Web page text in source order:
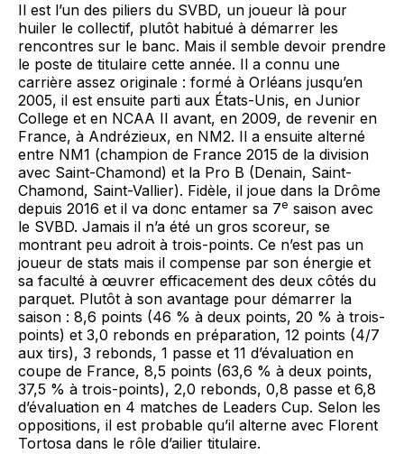
Il est l’un des piliers du SVBD, un joueur là pour
huiler le collectif, plutôt habitué à démarrer les
rencontres sur le banc. Mais il semble devoir prendre
le poste de titulaire cette année. Il a connu une
carrière assez originale : formé à Orléans jusqu’en
2005, il est ensuite parti aux États-Unis, en Junior
College et en NCAA II avant, en 2009, de revenir en
France, à Andrézieux, en NM2. Il a ensuite alterné
entre NM1 (champion de France 2015 de la division
avec Saint-Chamond) et la Pro B (Denain, Saint-
Chamond, Saint-Vallier). Fidèle, il joue dans la Drôme
depuis 2016 et il va donc entamer sa 7e saison avec
le SVBD. Jamais il n’a été un gros scoreur, se
montrant peu adroit à trois-points. Ce n’est pas un
joueur de stats mais il compense par son énergie et
sa faculté à œuvrer efficacement des deux côtés du
parquet. Plutôt à son avantage pour démarrer la
saison : 8,6 points (46 % à deux points, 20 % à trois-
points) et 3,0 rebonds en préparation, 12 points (4/7
aux tirs), 3 rebonds, 1 passe et 11 d’évaluation en
coupe de France, 8,5 points (63,6 % à deux points,
37,5 % à trois-points), 2,0 rebonds, 0,8 passe et 6,8
d’évaluation en 4 matches de Leaders Cup. Selon les
oppositions, il est probable qu’il alterne avec Florent
Tortosa dans le rôle d’ailier titulaire.